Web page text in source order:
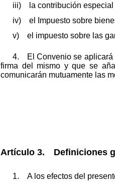
iii) la contribución especial
iv) el Impuesto sobre
v) el impuesto sobre las
4. El Convenio se aplicará
firma del mismo y que se
comunicarán mutuamente las
Artículo 3. Definiciones
1. A los efectos del